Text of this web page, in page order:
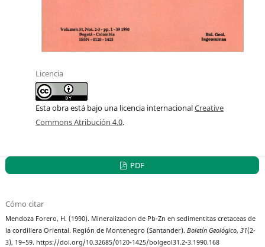
Licencia
Esta obra está bajo una licencia internacionalCreative
Commons Atribución 4.0.
PDF
Cómo citar
Mendoza Forero, H. (1990). Mineralizacion de Pb-Zn en sedimentitas cretaceas de
la cordillera Oriental. Región de Montenegro (Santander).Boletín Geológico,31(2-
3), 19–59. https://doi.org/10.32685/0120-1425/bolgeol31.2-3.1990.168